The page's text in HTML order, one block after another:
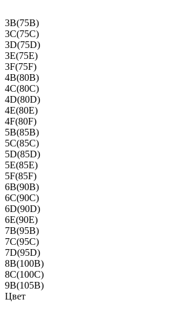
3B(75B)
3C(75C)
3D(75D)
3E(75E)
3F(75F)
4B(80B)
4C(80C)
4D(80D)
4E(80E)
4F(80F)
5B(85B)
5C(85C)
5D(85D)
5E(85E)
5F(85F)
6B(90B)
6C(90C)
6D(90D)
6E(90E)
7B(95B)
7C(95C)
7D(95D)
8B(100B)
8C(100C)
9B(105B)
Цвет